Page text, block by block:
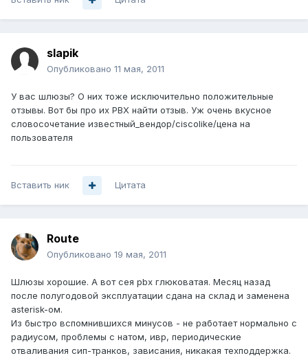
slapik
Опубликовано 11 мая, 2011
У вас шлюзы? О них тоже исключительно положительные
отзывы. Вот бы про их PBX найти отзыв. Уж очень вкусное
словосочетание известный_вендор/ciscolike/цена на
пользователя
Вставить ник Цитата
Route
Опубликовано 19 мая, 2011
Шлюзы хорошие. А вот сея pbx глюковатая. Месяц назад
после полугодовой эксплуатации сдана на склад и заменена
asterisk-ом.
Из быстро вспомнившихся минусов - не работает нормально с
радиусом, проблемы с натом, ивр, периодические
отваливания сип-транков, зависания, никакая техподдержка.